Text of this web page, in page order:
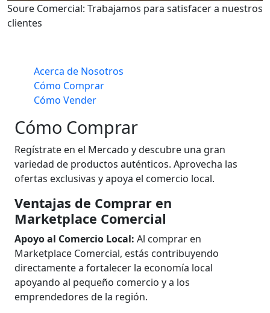
Soure Comercial: Trabajamos para satisfacer a nuestros
clientes
Acerca de Nosotros
Cómo Comprar
Cómo Vender
Cómo Comprar
Regístrate en el Mercado y descubre una gran
variedad de productos auténticos. Aprovecha las
ofertas exclusivas y apoya el comercio local.
Ventajas de Comprar en
Marketplace Comercial
Apoyo al Comercio Local: Al comprar en
Marketplace Comercial, estás contribuyendo
directamente a fortalecer la economía local
apoyando al pequeño comercio y a los
emprendedores de la región.